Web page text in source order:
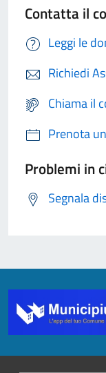
Contatta il
Leggi le
Richiedi
Chiama il
Prenota
Problemi in
Segnala